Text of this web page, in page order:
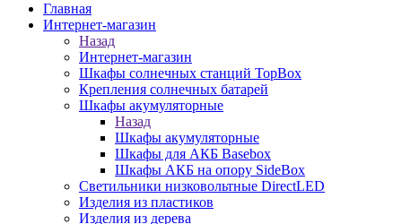
Главная
Интернет-магазин
Назад
Интернет-магазин
Шкафы солнечных станций TopBox
Крепления солнечных батарей
Шкафы акумуляторные
Назад
Шкафы акумуляторные
Шкафы для АКБ Basebox
Шкафы АКБ на опору SideBox
Светильники низковольтные DirectLED
Изделия из пластиков
Изделия из дерева